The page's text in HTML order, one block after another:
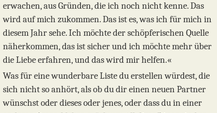
erwachen, aus Gründen, die ich noch nicht kenne. Das
wird auf mich zukommen. Das ist es, was ich für mich in
diesem Jahr sehe. Ich möchte der schöpferischen Quelle
näherkommen, das ist sicher und ich möchte mehr über
die Liebe erfahren, und das wird mir helfen.«
Was für eine wunderbare Liste du erstellen würdest, die
sich nicht so anhört, als ob du dir einen neuen Partner
wünschst oder dieses oder jenes, oder dass du in einer